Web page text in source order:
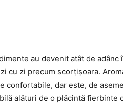
au devenit atât de adânc
cu zi precum scorțișoara.
confortabile, dar este, de
alături de o plăcintă fierbinte